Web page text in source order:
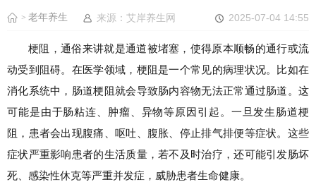
> 老年养生 来源：艾岸养生网 2025-07-04 14:55
梗阻，通俗来讲就是通道被堵塞，使得原本顺畅的通行或流
动受到阻碍。在医学领域，梗阻是一个常见的病理状况。比如在
消化系统中，肠道梗阻就会导致肠内容物无法正常通过肠道。这
可能是由于肠粘连、肿瘤、异物等原因引起。一旦发生肠道梗
阻，患者会出现腹痛、呕吐、腹胀、停止排气排便等症状。这些
症状严重影响患者的生活质量，若不及时治疗，还可能引发肠坏
死、感染性休克等严重并发症，威胁患者生命健康。